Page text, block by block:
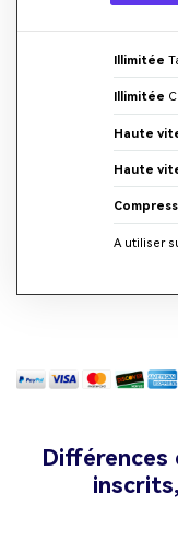
Illimitée
Illimitée
Haute
Haute
A utiliser
Différences